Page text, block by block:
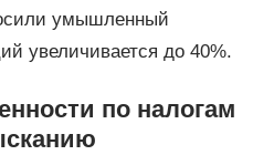
умышленный
увеличивается до 40%.
по налогам